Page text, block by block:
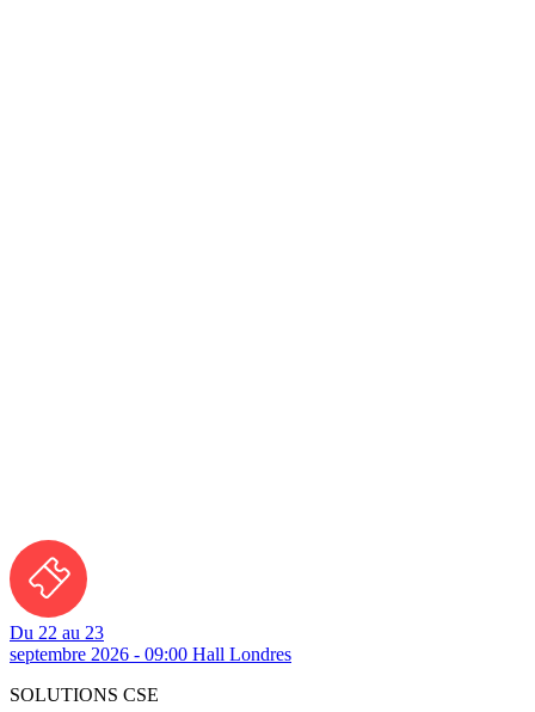
Du 22 au 23
septembre 2026 - 09:00 Hall Londres
SOLUTIONS CSE